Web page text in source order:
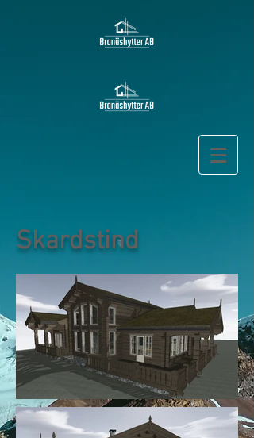
Skardstind